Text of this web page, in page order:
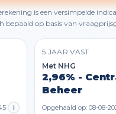
is een versimpelde
bepaald op basis van
i
5 JAAR VAST
Met NHG
2,96% -
Beheer
Opgehaald op: 08-08-